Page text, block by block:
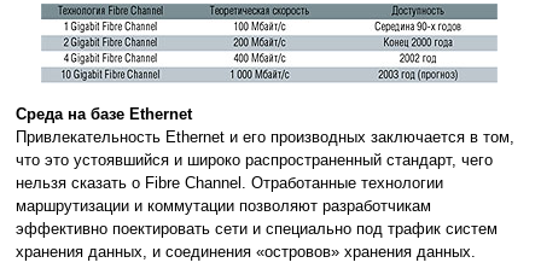
Среда на базе Ethernet
Привлекательность Ethernet и его производных заключается в том,
что это устоявшийся и широко распространенный стандарт, чего
нельзя сказать о Fibre Channel. Отработанные технологии
маршрутизации и коммутации позволяют разработчикам
эффективно поектировать сети и специально под трафик систем
хранения данных, и соединения «островов» хранения данных.